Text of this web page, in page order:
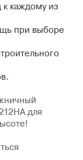
каждому из
при выборе
для